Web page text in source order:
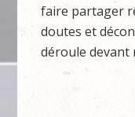
faire partager
doutes et
déroule devant